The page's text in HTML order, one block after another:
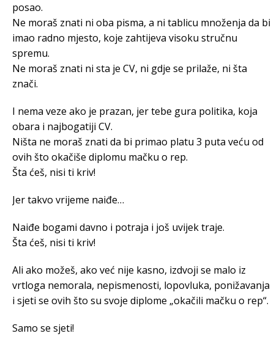
posao.
Ne moraš znati ni oba pisma, a ni tablicu množenja da bi
imao radno mjesto, koje zahtijeva visoku stručnu
spremu.
Ne moraš znati ni sta je CV, ni gdje se prilaže, ni šta
znači.
I nema veze ako je prazan, jer tebe gura politika, koja
obara i najbogatiji CV.
Ništa ne moraš znati da bi primao platu 3 puta veću od
ovih što okačiše diplomu mačku o rep.
Šta ćeš, nisi ti kriv!
Jer takvo vrijeme naiđe…
Naiđe bogami davno i potraja i još uvijek traje.
Šta ćeš, nisi ti kriv!
Ali ako možeš, ako već nije kasno, izdvoji se malo iz
vrtloga nemorala, nepismenosti, lopovluka, ponižavanja
i sjeti se ovih što su svoje diplome „okačili mačku o rep“.
Samo se sjeti!